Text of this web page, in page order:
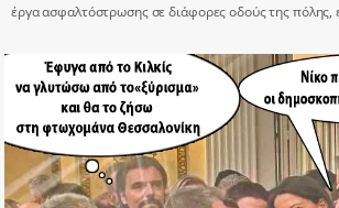
έργα ασφαλτόστρωσης σε διάφορες οδούς της πόλης,